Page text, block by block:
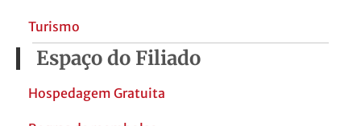
Turismo
Espaço do Filiado
Hospedagem Gratuita